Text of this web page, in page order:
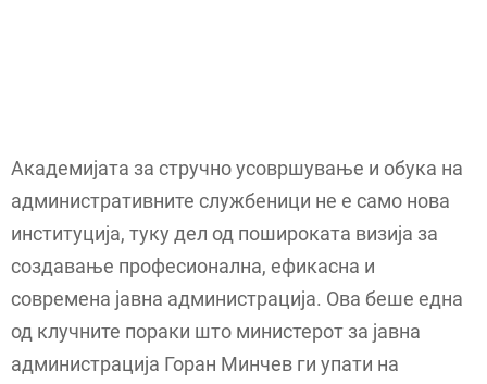
Академијата за стручно усовршување и обука на
административните службеници не е само нова
институција, туку дел од пошироката визија за
создавање професионална, ефикасна и
современа јавна администрација. Ова беше една
од клучните пораки што министерот за јавна
администрација Горан Минчев ги упати на